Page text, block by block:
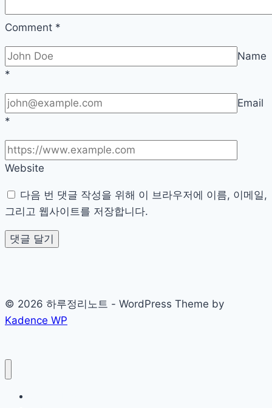
상
을
한
비
앤
애
Comment *
Name
*
Email
*
Website
다음 번 댓글 작성을 위해 이 브라우저에 이름, 이메일,
그리고 웹사이트를 저장합니다.
© 2026 하루정리노트 - WordPress Theme by
Kadence WP